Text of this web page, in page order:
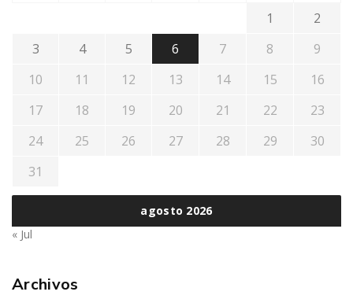
agosto 2026
1
2
3
4 5 6 7 8
9
10
11 12 13 14 15
16
17
18 19 20 21 22
23
24
25 26 27 28 29
30
31
« Jul
Archivos